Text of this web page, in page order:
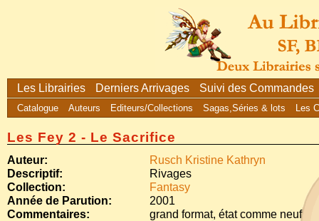
Les Librairies Derniers Arrivages Suivi des Commandes
Catalogue Auteurs Editeurs/Collections Sagas,Séries & lots Les
Les Fey 2 - Le Sacrifice
Auteur:
Rusch Kristine Kathryn
Descriptif:
Rivages
Collection:
Fantasy
Année de Parution:
2001
Commentaires:
grand format, état comme neuf